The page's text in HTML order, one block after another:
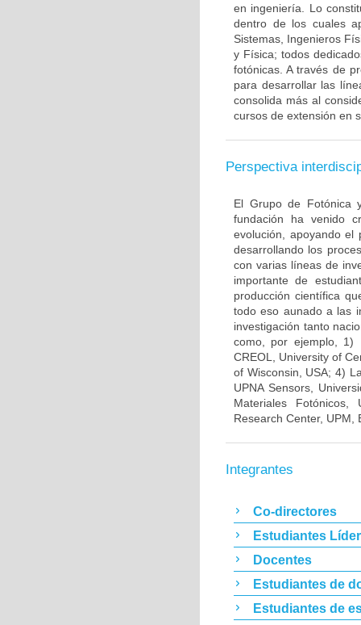
en ingeniería. Lo
dentro de los cuales
Sistemas, Ingenieros
y Física; todos
fotónicas. A través de
para desarrollar las
consolida más al
cursos de extensión en
Perspectiva
El Grupo de Fotónica
fundación ha venido
evolución, apoyando el
desarrollando los
con varias líneas de
importante de
producción científica
todo eso aunado a las
investigación tanto
como, por ejemplo, 1)
CREOL, University of
of Wisconsin, USA; 4)
UPNA Sensors,
Materiales Fotónicos,
Research Center, UPM,
Integrantes
Co-directores
Estudiantes
Docentes
Estudiantes de
Estudiantes de